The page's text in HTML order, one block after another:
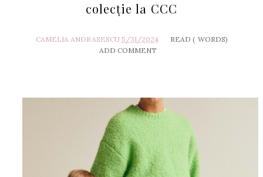
colecție la CCC
CAMELIA ANDRASESCU 5/31/2024 READ ( WORDS)
ADD COMMENT